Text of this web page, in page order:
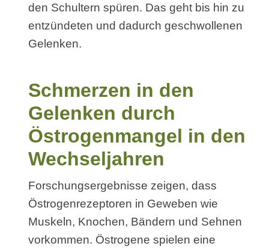
den Schultern spüren. Das geht bis hin zu
entzündeten und dadurch geschwollenen
Gelenken.
Schmerzen in den
Gelenken durch
Östrogenmangel in den
Wechseljahren
Forschungsergebnisse zeigen, dass
Östrogenrezeptoren in Geweben wie
Muskeln, Knochen, Bändern und Sehnen
vorkommen. Östrogene spielen eine